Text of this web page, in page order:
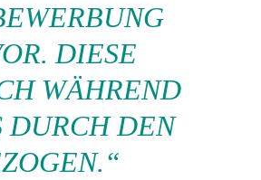
DIESE
WÄHREND
DURCH DEN